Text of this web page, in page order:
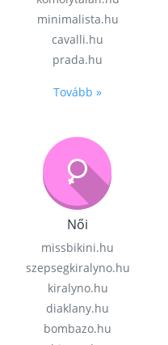
minimalista.hu
cavalli.hu
prada.hu
Tovább »
Női
missbikini.hu
szepsegkiralyno.hu
kiralyno.hu
diaklany.hu
bombazo.hu